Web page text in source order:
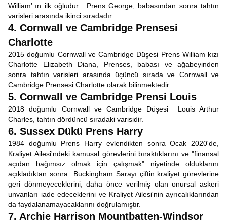
William’ ın ilk oğludur. Prens George, babasından sonra tahtın
varisleri arasında ikinci sıradadır.
4. Cornwall ve Cambridge Prensesi
Charlotte
2015 doğumlu Cornwall ve Cambridge Düşesi Prens William kızı
Charlotte Elizabeth Diana, Prenses, babası ve ağabeyinden
sonra tahtın varisleri arasında üçüncü sırada ve Cornwall ve
Cambridge Prensesi Charlotte olarak bilinmektedir.
5. Cornwall ve Cambridge Prensi Louis
2018 doğumlu Cornwall ve Cambridge Düşesi Louis Arthur
Charles, tahtın dördüncü sıradaki varisidir.
6. Sussex Dükü Prens Harry
1984 doğumlu Prens Harry evlendikten sonra Ocak 2020'de,
Kraliyet Ailesi'ndeki kamusal görevlerini bıraktıklarını ve "finansal
açıdan bağımsız olmak için çalışmak" niyetinde olduklarını
açıkladıktan sonra Buckingham Sarayı çiftin kraliyet görevlerine
geri dönmeyeceklerini; daha önce verilmiş olan onursal askeri
unvanları iade edeceklerini ve Kraliyet Ailesi'nin ayrıcalıklarından
da faydalanamayacaklarını doğrulamıştır.
7. Archie Harrison Mountbatten-Windsor